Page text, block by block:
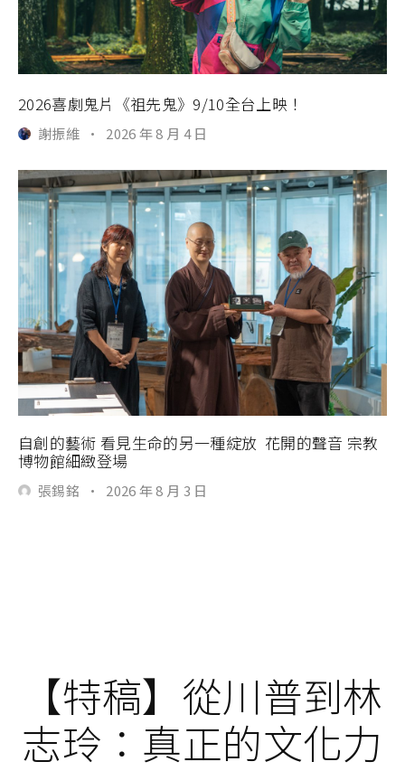
2026喜劇鬼片《祖先鬼》9/10全台上映！
謝振維 · 2026 年 8 月 4 日
自創的藝術 看見生命的另一種綻放 花開的聲音 宗教
博物館細緻登場
張錫銘 · 2026 年 8 月 3 日
【特稿】從川普到林
志玲：真正的文化力